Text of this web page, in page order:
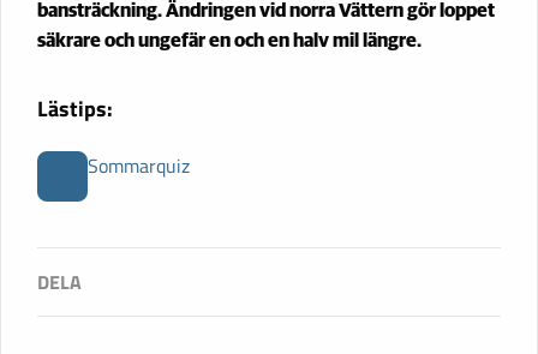
bansträckning. Ändringen vid norra Vättern gör loppet
säkrare och ungefär en och en halv mil längre.
Lästips:
Sommarquiz